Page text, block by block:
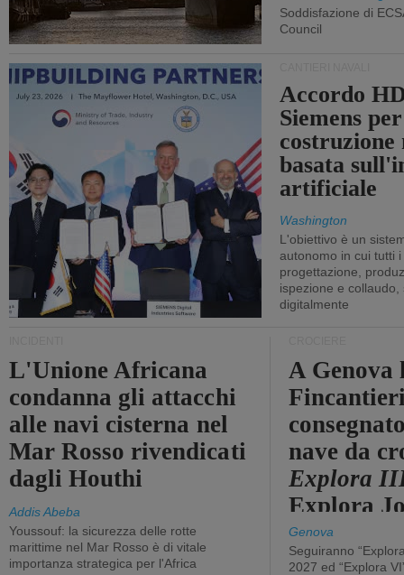
Soddisfazione di
Council
Accordo
Siemens
costruzione
basata
artificiale
Washington
L'obiettivo è un
autonomo in cui tutti
progettazione,
ispezione e collaudo,
digitalmente
L'Unione Africana
condanna gli attacchi
alle navi cisterna nel
Mar Rosso rivendicati
dagli Houthi
Addis Abeba
Youssouf: la sicurezza delle rotte
marittime nel Mar Rosso è di vitale
importanza strategica per l'Africa
A Genova
nave da
Explora
Explora
Genova
Seguiranno
2027 ed “Explora